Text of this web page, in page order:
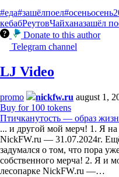
#еда#зашёлпоел#осеньосень
кебабРеутовЧайханазашёл
Donate to this author
Telegram channel
LJ Video
promo nickfw.ru august 1,
Buy for 100 tokens
Птичканутость — образ
... и другой мой мерч! 1. Я
NickFW.ru — 31.07.2024г.
задумался о том, что пора
собственного мерча! 2. Я и
лесопарке NickFW.ru —…